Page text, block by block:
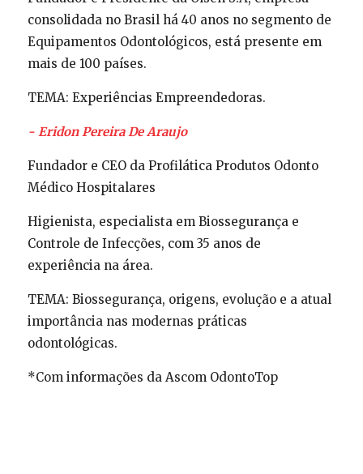
consolidada no Brasil há 40 anos no segmento de
Equipamentos Odontológicos, está presente em
mais de 100 países.
TEMA: Experiências Empreendedoras.
- Eridon Pereira De Araujo
Fundador e CEO da Profilática Produtos Odonto
Médico Hospitalares
Higienista, especialista em Biossegurança e
Controle de Infecções, com 35 anos de
experiência na área.
TEMA: Biossegurança, origens, evolução e a atual
importância nas modernas práticas
odontológicas.
*Com informações da Ascom OdontoTop